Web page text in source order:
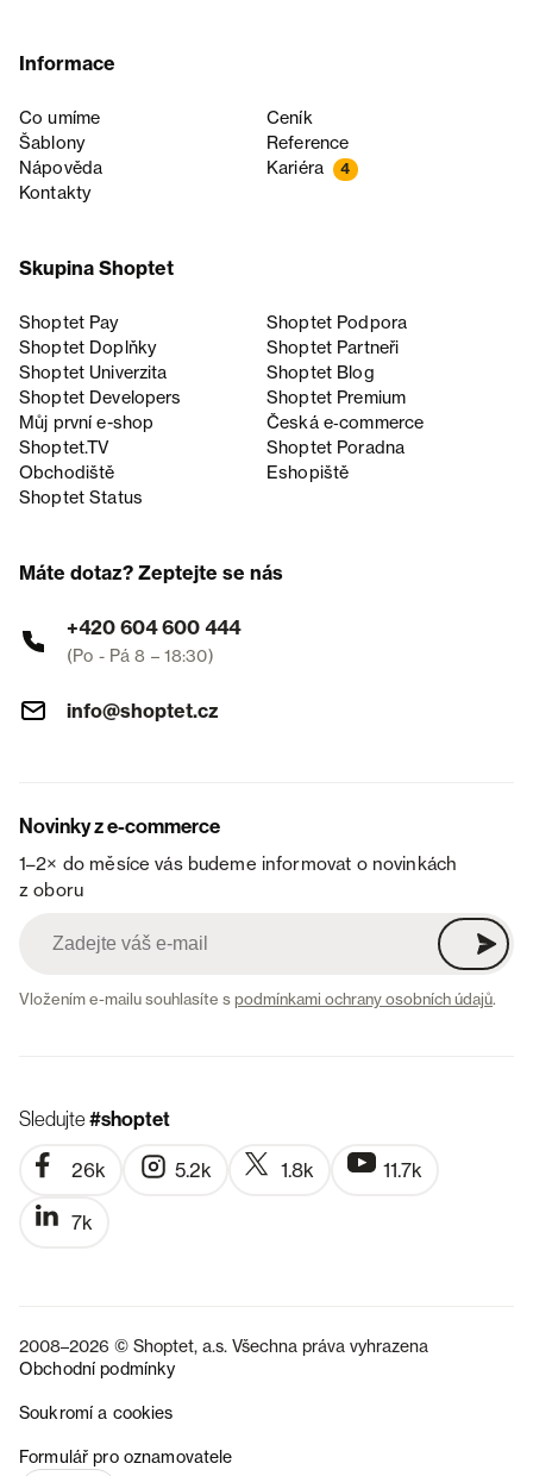
Informace
Co umíme
Ceník
Šablony
Reference
Nápověda
Kariéra 4
Kontakty
Skupina Shoptet
Shoptet Pay
Shoptet Podpora
Shoptet Doplňky
Shoptet Partneři
Shoptet Univerzita
Shoptet Blog
Shoptet Developers
Shoptet Premium
Můj první e-shop
Česká e‑commerce
Shoptet.TV
Shoptet Poradna
Obchodiště
Eshopiště
Shoptet Status
Máte dotaz? Zeptejte se nás
+420 604 600 444
(Po - Pá 8 – 18:30)
info@shoptet.cz
Novinky z e-commerce
1–2× do měsíce vás budeme informovat o novinkách
z oboru
Vložením e-mailu souhlasíte spodmínkami ochrany osobních údajů.
Sledujte#shoptet
26k 5.2k 1.8k 11.7k
7k
2008–2026 © Shoptet, a.s. Všechna práva vyhrazena
Obchodní podmínky
Soukromí a cookies
Formulář pro oznamovatele